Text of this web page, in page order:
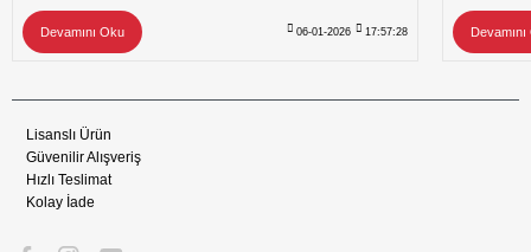
Devamını Oku 06-01-2026 17:57:28
Lisanslı Ürün
Güvenilir Alışveriş
Hızlı Teslimat
Kolay İade